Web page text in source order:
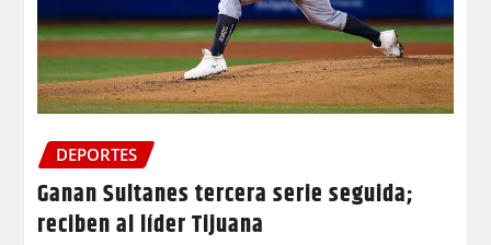
DEPORTES
Ganan Sultanes tercera serie seguida;
reciben al líder Tijuana